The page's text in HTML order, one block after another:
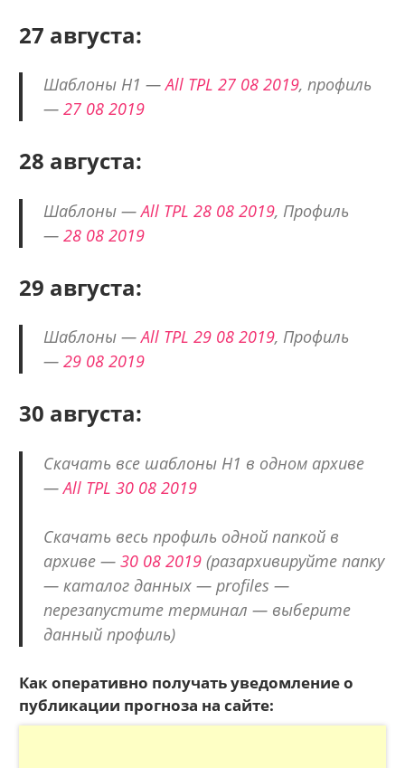
27 августа:
Шаблоны H1 —All TPL 27 08 2019, профиль
— 27 08 2019
28 августа:
Шаблоны —All TPL 28 08 2019, Профиль
— 28 08 2019
29 августа:
Шаблоны —All TPL 29 08 2019, Профиль
— 29 08 2019
30 августа:
Скачать все шаблоны H1 в одном архиве
—All TPL 30 08 2019
Скачать весь профиль одной папкой в
архиве — 30 08 2019(разархивируйте папку
— каталог данных — profiles —
перезапустите терминал — выберите
данный профиль)
Как оперативно получать уведомление о
публикации прогноза на сайте: